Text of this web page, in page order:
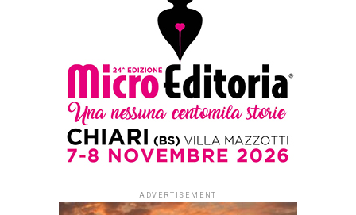
ADVERTISEMENT